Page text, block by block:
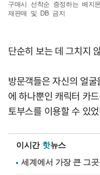
구매시 선착순 증정하는 베지
재판매 및 DB 금지
단순히 보는 데 그치지
방문객들은 자신의 얼
에 하나뿐인 캐릭터 카
토부스를 이용할 수 있
이시간 핫뉴스